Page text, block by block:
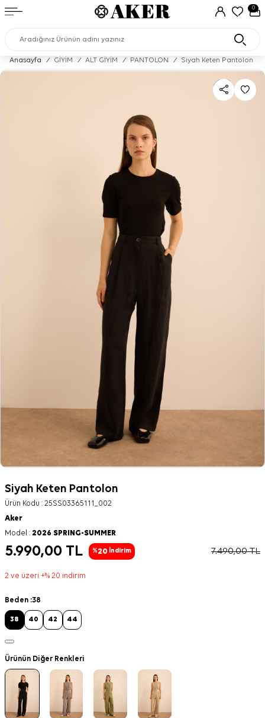
0
Anasayfa / GİYİM / ALT GİYİM / PANTOLON / Siyah Keten Pantolon
Siyah Keten Pantolon
Ürün Kodu : 25SS03365111_002
Aker
Model : 2026 SPRING-SUMMER
5.990,00 TL %20 İndirim 7.490,00TL
2 ve üzeri +% 20 indirim
Beden :38
38 40 42 44
Ürünün Diğer Renkleri